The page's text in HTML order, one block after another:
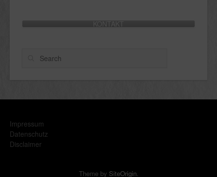
KONTAKT
Search
Impressum
Datenschutz
Disclaimer
Theme by SiteOrigin.